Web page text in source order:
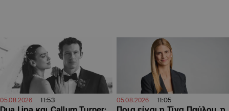
05.08.2026 11:53 05.08.2026 11:05